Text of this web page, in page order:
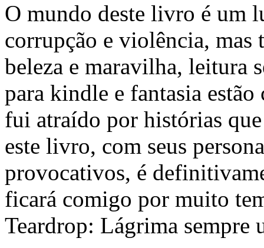
O mundo deste livro é um
corrupção e violência, mas
beleza e maravilha, leitura
para kindle e fantasia
fui atraído por histórias
este livro, com seus
provocativos, é
ficará comigo por muito
Teardrop: Lágrima sempre